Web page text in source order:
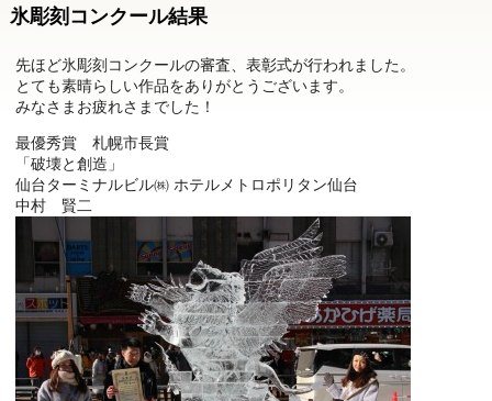
氷彫刻コンクール結果
先ほど氷彫刻コンクールの審査、表彰式が行われました。
とても素晴らしい作品をありがとうございます。
みなさまお疲れさまでした！
最優秀賞 札幌市長賞
「破壊と創造」
仙台ターミナルビル㈱ ホテルメトロポリタン仙台
中村 賢二